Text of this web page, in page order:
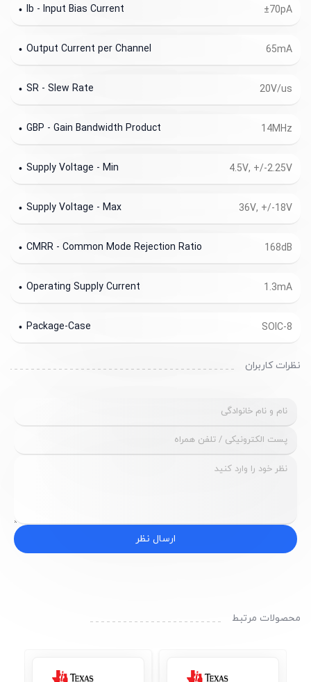
±70pA
Ib - Input Bias Current
65mA
Output Current per Channel
20V/us
SR - Slew Rate
14MHz
GBP - Gain Bandwidth Product
4.5V, +/-2.25V
Supply Voltage - Min
36V, +/-18V
Supply Voltage - Max
168dB
CMRR - Common Mode Rejection Ratio
1.3mA
Operating Supply Current
SOIC-8
Package-Case
نظرات کاربران
ارسال نظر
محصولات مرتبط